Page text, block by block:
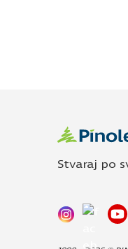
Stvaraj po